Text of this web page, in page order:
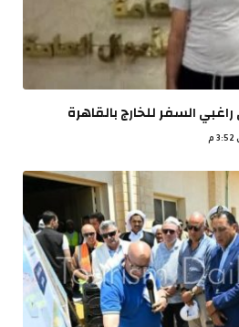
السفر للخارج بالقاهرة